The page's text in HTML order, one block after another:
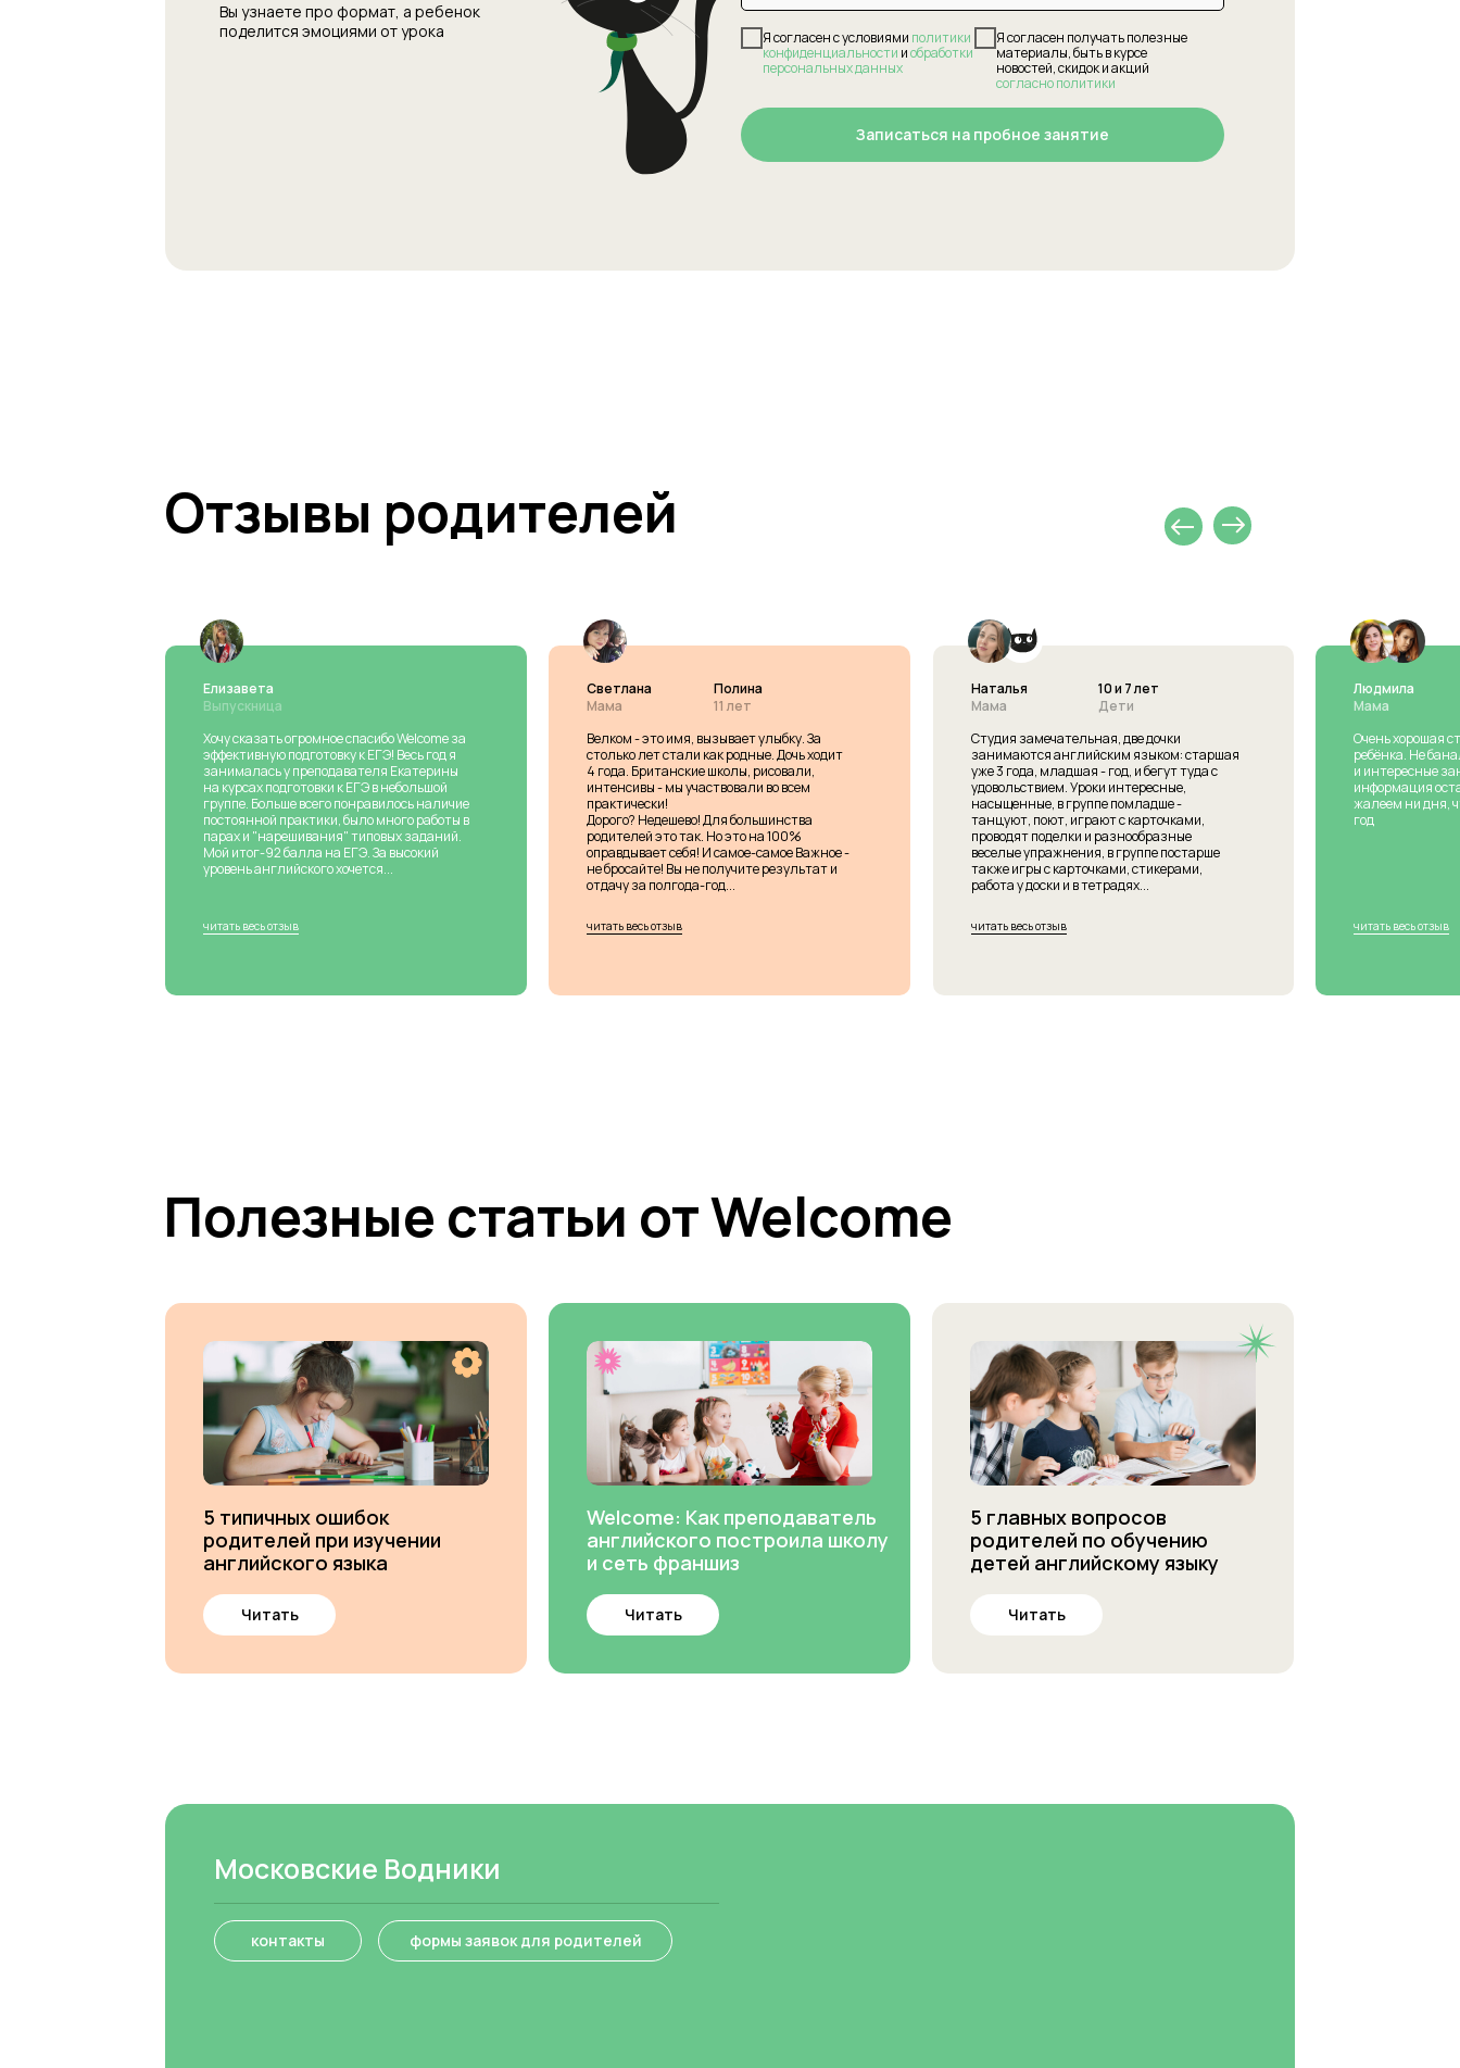
Вы узнаете про формат, а ребенок
поделится эмоциями от урока
Я согласен с условиями политики
конфиденциальности иобработки
персональных данных
Я согласен получать полезные
материалы, быть в курсе
новостей, скидок и акций
согласно политики
Записаться на пробное занятие
Отзывы родителей
Велком - это имя, вызывает улыбку. За
столько лет стали как родные. Дочь ходит
4 года. Британские школы, рисовали,
интенсивы - мы участвовали во всем
практически!
Дорого? Недешево! Для большинства
родителей это так. Но это на 100%
оправдывает себя! И самое-самое Важное -
не бросайте! Вы не получите результат и
отдачу за полгода-год...
Светлана
Полина
Мама
11 лет
читать весь отзыв
Студия замечательная, две дочки
занимаются английским языком: старшая
уже 3 года, младшая - год, и бегут туда с
удовольствием. Уроки интересные,
насыщенные, в группе помладше -
танцуют, поют, играют с карточками,
проводят поделки и разнообразные
веселые упражнения, в группе постарше
также игры с карточками, стикерами,
работа у доски и в тетрадях...
Наталья
10 и 7 лет
Мама
Дети
читать весь отзыв
Очень хорошая
ребёнка. Не
и интересные
информация
жалеем ни дня,
год
Людмила
Мама
читать весь отзыв
Хочу сказать огромное спасибо Welcome за
эффективную подготовку к ЕГЭ! Весь год я
занималась у преподавателя Екатерины
на курсах подготовки к ЕГЭ в небольшой
группе. Больше всего понравилось наличие
постоянной практики, было много работы в
парах и "нарешивания" типовых заданий.
Мой итог-92 балла на ЕГЭ. За высокий
уровень английского хочется...
Елизавета
Выпускница
читать весь отзыв
5 типичных ошибок
родителей при изучении
английского языка
Читать
Welcome: Как преподаватель
английского построила школу
и сеть франшиз
Читать
5 главных вопросов
родителей по обучению
детей английскому языку
Читать
Полезные статьи от Welcome
Московские Водники
контакты формы заявок для родителей